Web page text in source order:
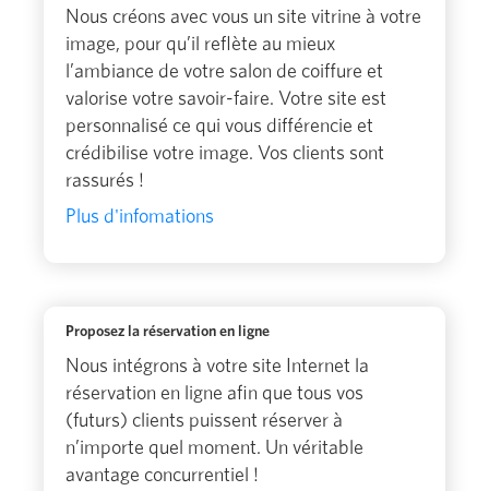
Nous créons avec vous un site vitrine à votre
image, pour qu’il reflète au mieux
l’ambiance de votre salon de coiffure et
valorise votre savoir-faire. Votre site est
personnalisé ce qui vous différencie et
crédibilise votre image. Vos clients sont
rassurés !
Plus d'infomations
Proposez la réservation en ligne
Nous intégrons à votre site Internet la
réservation en ligne afin que tous vos
(futurs) clients puissent réserver à
n’importe quel moment. Un véritable
avantage concurrentiel !